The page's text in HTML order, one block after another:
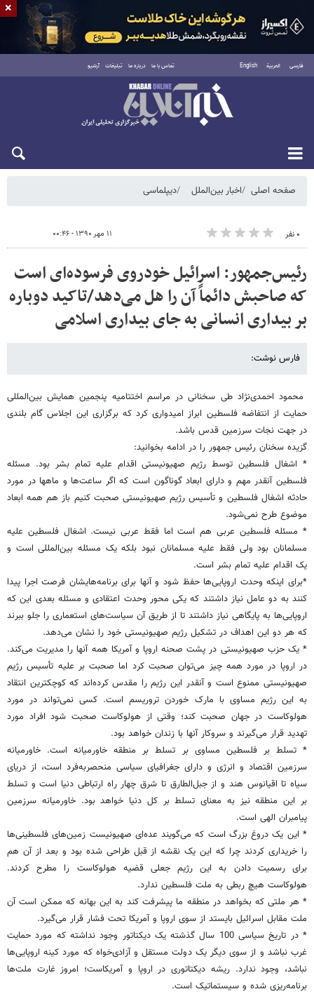
فارسی العربية English تماس با ما درباره ما تبلیغات آرشیو
شنبه ۱۷ مرداد ۱۴۰۵
صفحه اصلی اخبار بین‌الملل دیپلماسی
۰ نفر ۱۱ مهر ۱۳۹۰ - ۰۰:۴۶
رئیس‌جمهور: اسرائیل خودروی فرسوده‌ای است
که صاحبش دائماً آن را هل می‌دهد/تاکید دوباره
بر بیداری انسانی‌ به جای بیداری اسلامی
فارس نوشت:
محمود احمدی‌نژاد طی سخنانی در مراسم اختتامیه پنجمین همایش بین‌‌المللی
حمایت از انتفاضه فلسطین ابراز امیدواری کرد که برگزاری این اجلاس گام بلندی
در جهت نجات سرزمین قدس باشد.
گزیده سخنان رئيس جمهور را در ادامه بخوانید:
* اشغال فلسطین توسط رژیم صهیونیستی اقدام علیه تمام بشر بود. مسئله
فلسطین آنقدر مهم و دارای ابعاد گوناگون است که اگر ساعت‌ها و ماهها در مورد
حادثه اشغال فلسطین و تأسیس رژیم صهیونیستی صحبت کنیم باز هم همه ابعاد
موضوع طرح نمی‌شود.
* مسئله فلسطین عربی هم است اما فقط عربی نیست. اشغال فلسطین علیه
مسلمانان بود ولی فقط علیه مسلمانان نبود بلکه یک مسئله بین‌‌المللی است و
یک اقدام علیه تمام بشر است.
*برای اینکه وحدت اروپایی‌ها حفظ شود و آنها برای برنامه‌هایشان فرصت اجرا پیدا
کنند به دو عامل نیاز داشتند که یکی محور وحدت اعتقادی و مسئله بعدی این که
اروپایی‌ها به پایگاهی نیاز داشتند تا از طریق آن سیاست‌های استعماری را جلو ببرند
که هر دو این اهداف در تشکیل رژیم صهیونیستی خود را نشان می‌دهد.
* یک حزب صهیونیستی در پشت صحنه اروپا و آمریکا همه آنها را مدیریت می‌کند.
در اروپا در مورد همه چیز می‌توان صحبت کرد اما صحبت بر علیه تأسیس رژیم
صهیونیستی ممنوع است و آنقدر این رژیم را مقدس کرده‌اند که کوچکترین انتقاد
به این رژیم مساوی با مارک خوردن تروریسم است. کسی نمی‌تواند در مورد
هولوکاست در جهان صحبت کند؛ وقتی از هولوکاست صحبت شود افراد مورد
تهدید قرار می‌گیرند و سروکار آنها با زندان خواهد بود.
* تسلط بر فلسطین مساوی بر تسلط بر منطقه خاورمیانه است. خاورمیانه
سرزمین اقتصاد و انرژی و دارای جغرافیای سیاسی منحصربه‌فرد است، از دریای
سیاه تا اقیانوس هند و از جبل‌الطارق تا شرق چهار راه ارتباطی دنیا است و تسلط
بر این منطقه نیز به معنای تسلط بر کل دنیا خواهد بود. خاورمیانه سرزمین
پیامبران الهی است.
* این یک دروغ بزرگ است که می‌گویند عده‌ای صهیونیست زمین‌های فلسطینی‌ها
را خریداری کردند چرا که این یک نقشه از قبل طراحی شده بود و بعد از آن هم
برای رسمیت دادن به این رژیم جعلی قضیه هولوکاست را مطرح کردند.
هولوکاست هیچ ربطی به ملت فلسطین ندارد.
* هر ملتی که بخواهد در منطقه ما پیشرفت کند به این بهانه که ممکن است آن
ملت مقابل اسرائیل بایستد از سوی اروپا و آمریکا تحت فشار قرار می‌گیرد.
* در تاریخ سیاسی 100 سال گذشته یک دیکتاتور وجود نداشته که مورد حمایت
غرب نباشد و از سوی دیگر یک دولت مستقل و آزادی‌خواه که مورد کینه اروپایی‌ها
نباشد، وجود ندارد. ریشه دیکتاتوری در اروپا و آمریکاست؛ امروز غارت ملت‌ها
برنامه‌ریزی شده و سیستماتیک است.
×